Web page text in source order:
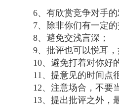
6、有欣赏竞争对手
7、除非你们有一定
8、避免交浅言深；
9、批评也可以悦耳
10、避免打着对你好
11、提意见的时间点
12、注意场合，不要
13、提出批评之外，